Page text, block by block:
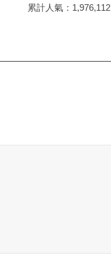
累計人氣： 1,976,112